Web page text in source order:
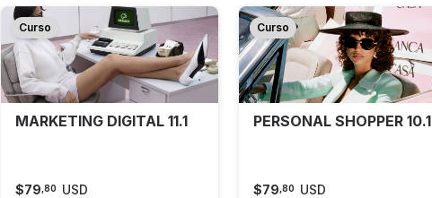
Curso
MARKETING DIGITAL 11.1
$79 ,80 USD
Curso
PERSONAL SHOPPER 10.1
$79 ,80 USD